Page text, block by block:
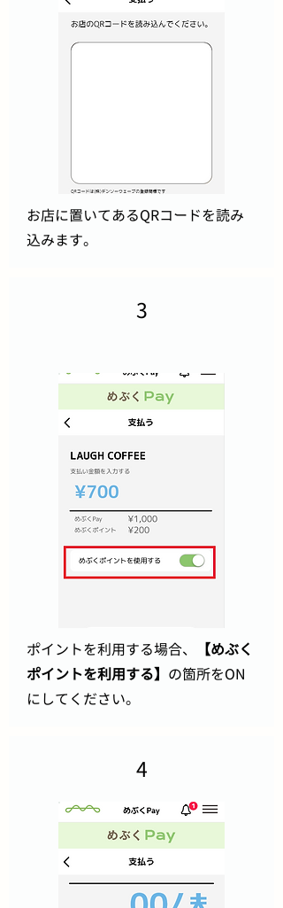
お店に置いてあるQRコードを読み
込みます。
3
​ポイントを利用する場合、
【めぶく
ポイントを利用する】 の箇所をON
にしてください。
4